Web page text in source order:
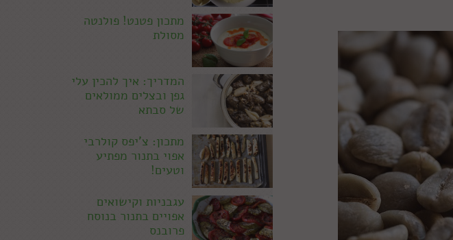
מתכון פטנט! פולנטה
מסולת
המדריך: איך להכין עלי
גפן ובצלים ממולאים
של סבתא
מתכון: צ'יפס קולרבי
אפוי בתנור מפתיע
וטעים!
עגבניות וקישואים
אפויים בתנור בנוסח
פרובנס